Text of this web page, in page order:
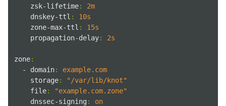
zsk-lifetime:
2m
dnskey-ttl :
10s
zone-max-ttl :
15s
propagation-delay: 2s
zone:
- domain:
example.com
storage:
"/var/lib/knot"
file:
"example.com.zone"
dnssec-signing :
on